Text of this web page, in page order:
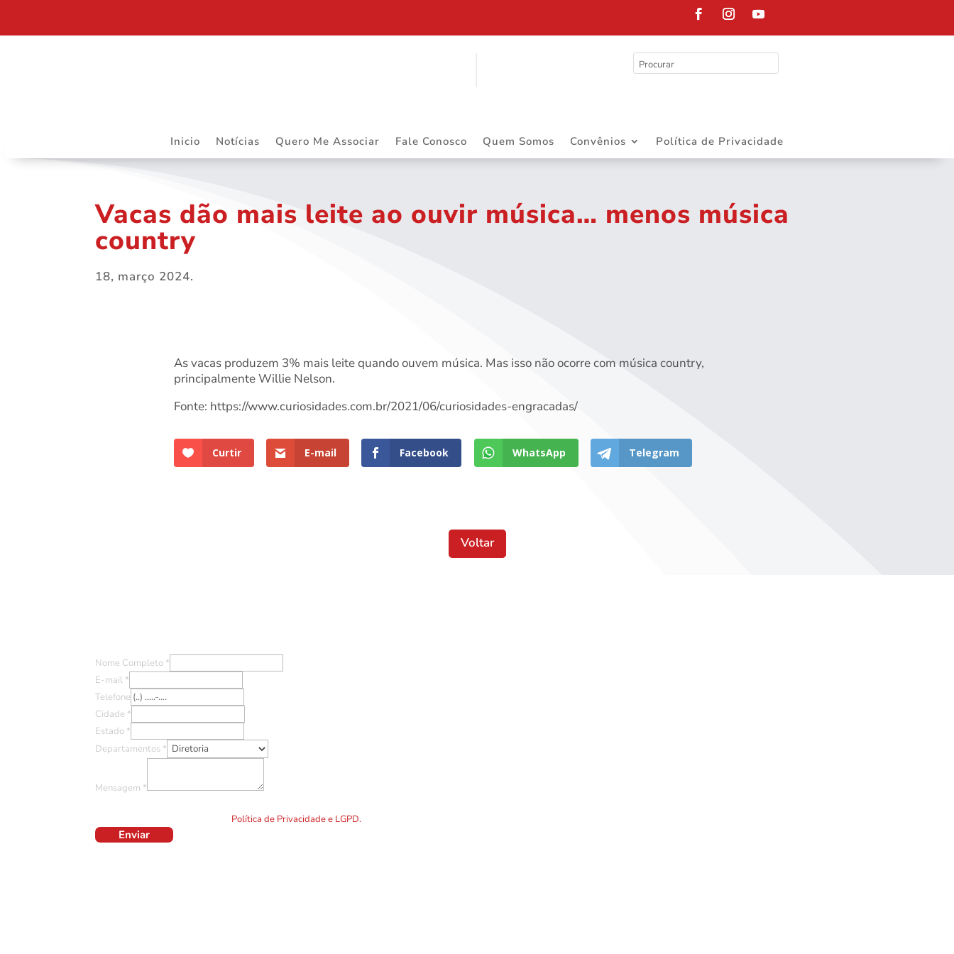
Inicio Notícias Quero Me Associar Fale Conosco Quem Somos Convênios Política de Privacidade
Vacas dão mais leite ao ouvir música… menos música
country
18, março 2024.
As vacas produzem 3% mais leite quando ouvem música. Mas isso não ocorre com música country,
principalmente Willie Nelson.
Fonte: https://www.curiosidades.com.br/2021/06/curiosidades-engracadas/
Curtir E-mail Facebook WhatsApp Telegram
Voltar
Nome Completo *
E-mail *
Telefone
Cidade *
Estado *
Departamentos *
Mensagem *
Política de Privacidade e LGPD.
Enviar